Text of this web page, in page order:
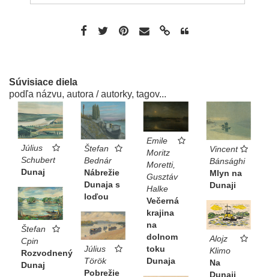
Súvisiace diela
podľa názvu, autora / autorky, tagov...
Július
Schubert
Dunaj
Štefan
Bednár
Nábrežie
Dunaja s
loďou
Emile
Moritz
Moretti,
Gusztáv
Halke
Večerná
krajina
na
dolnom
toku
Dunaja
Vincent
Bánsághi
Mlyn na
Dunaji
Štefan
Cpin
Rozvodnený
Dunaj
Alojz
Klimo
Na
Dunaji
Július
Török
Pobrežie